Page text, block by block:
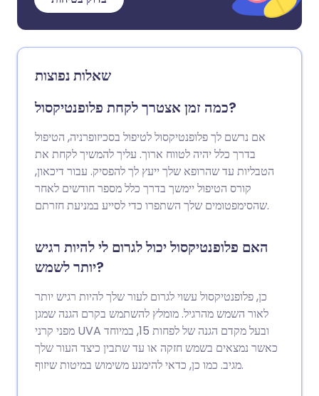
שאלות נפוצות
כמה זמן אצטרך לקחת פלופנטיקסול?
אם נרשם לך פלופנטיקסול לטיפול בסכיזופרניה, הטיפול
בדרך כלל יהיה לטווח ארוך. עליך להמשיך לקחת את
הטבליות עד שהרופא שלך ייעץ לך להפסיק. עבור דיכאון,
קורס הטיפול יימשך בדרך כלל מספר חודשים לאחר
שהסימפטומים שלך השתפרו כדי לסייע במניעת חזרתם.
האם פלופנטיקסול יכול לגרום לי להיות רגיש
יותר לשמש?
כן, פלופנטיקסול עשוי לגרום לעור שלך להיות רגיש יותר
לאור השמש מהרגיל. מומלץ להשתמש בקרם הגנה שמגן
מפני קרני UVA ובעל מקדם הגנה של לפחות 15, במיוחד
כאשר נמצאים בשמש חזקה או עד שתבין כיצד העור שלך
מגיב. כמו כן, כדאי להימנע משימוש במיטות שיזוף.